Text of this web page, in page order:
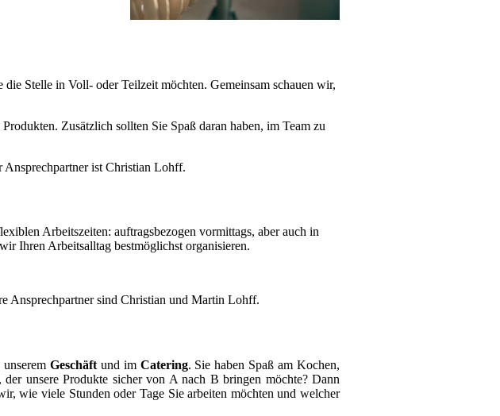
Stelle in Voll- oder Teilzeit möchten. Gemeinsam schauen wir,
Zusätzlich sollten Sie Spaß daran haben, im Team zu
Ansprechpartner ist Christian Lohff.
Arbeitszeiten: auftragsbezogen vormittags, aber auch in
Ihren Arbeitsalltag bestmöglichst organisieren.
Ansprechpartner sind Christian und Martin Lohff.
unserem Geschäftund im Catering. Sie haben Spaß am Kochen,
der unsere Produkte sicher von A nach B bringen möchte? Dann
wie viele Stunden oder Tage Sie arbeiten möchten und welcher